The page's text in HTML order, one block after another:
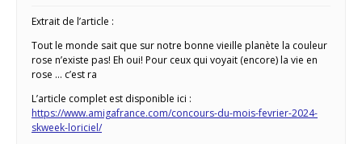
Extrait de l’article :
Tout le monde sait que sur notre bonne vieille planète la couleur
rose n’existe pas! Eh oui! Pour ceux qui voyait (encore) la vie en
rose … c’est ra
L’article complet est disponible ici :
https://www.amigafrance.com/concours-du-mois-fevrier-2024-
skweek-loriciel/